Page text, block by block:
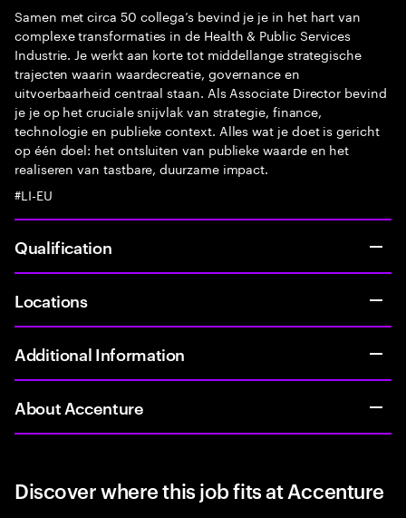
Samen met circa 50 collega’s bevind je je in het hart van
complexe transformaties in de Health & Public Services
Industrie. Je werkt aan korte tot middellange strategische
trajecten waarin waardecreatie, governance en
uitvoerbaarheid centraal staan. Als Associate Director bevind
je je op het cruciale snijvlak van strategie, finance,
technologie en publieke context. Alles wat je doet is gericht
op één doel: het ontsluiten van publieke waarde en het
realiseren van tastbare, duurzame impact.
#LI-EU
Qualification
Locations
Additional Information
About Accenture
Discover where this job fits at Accenture